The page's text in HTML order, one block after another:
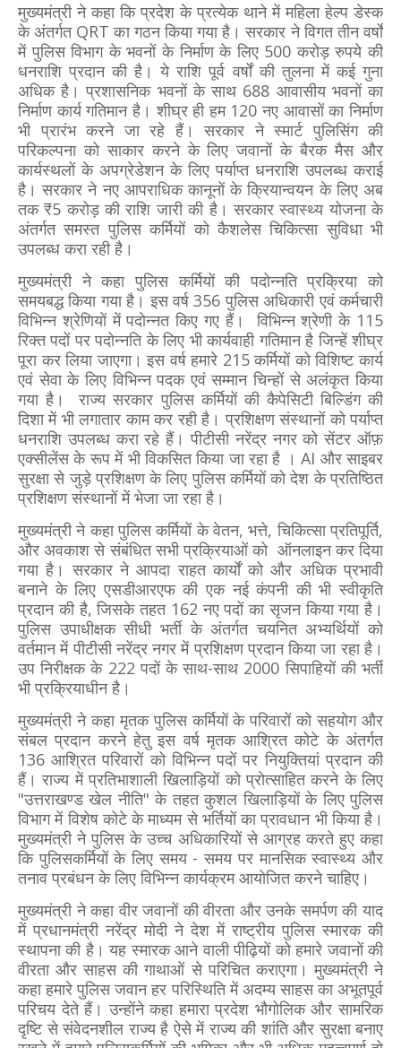
मुख्यमंत्री ने कहा कि प्रदेश के प्रत्येक थाने में महिला हेल्प डेस्क
के अंतर्गत QRT का गठन किया गया है। सरकार ने विगत तीन वर्षों
में पुलिस विभाग के भवनों के निर्माण के लिए 500 करोड़ रुपये की
धनराशि प्रदान की है। ये राशि पूर्व वर्षों की तुलना में कई गुना
अधिक है। प्रशासनिक भवनों के साथ 688 आवासीय भवनों का
निर्माण कार्य गतिमान है। शीघ्र ही हम 120 नए आवासों का निर्माण
भी प्रारंभ करने जा रहे हैं। सरकार ने स्मार्ट पुलिसिंग की
परिकल्पना को साकार करने के लिए जवानों के बैरक मैस और
कार्यस्थलों के अपग्रेडेशन के लिए पर्याप्त धनराशि उपलब्ध कराई
है। सरकार ने नए आपराधिक कानूनों के क्रियान्वयन के लिए अब
तक ₹5 करोड़ की राशि जारी की है। सरकार स्वास्थ्य योजना के
अंतर्गत समस्त पुलिस कर्मियों को कैशलेस चिकित्सा सुविधा भी
उपलब्ध करा रही है।
मुख्यमंत्री ने कहा पुलिस कर्मियों की पदोन्नति प्रक्रिया को
समयबद्ध किया गया है। इस वर्ष 356 पुलिस अधिकारी एवं कर्मचारी
विभिन्न श्रेणियों में पदोन्नत किए गए हैं। विभिन्न श्रेणी के 115
रिक्त पदों पर पदोन्नति के लिए भी कार्यवाही गतिमान है जिन्हें शीघ्र
पूरा कर लिया जाएगा। इस वर्ष हमारे 215 कर्मियों को विशिष्ट कार्य
एवं सेवा के लिए विभिन्न पदक एवं सम्मान चिन्हों से अलंकृत किया
गया है। राज्य सरकार पुलिस कर्मियों की कैपेसिटी बिल्डिंग की
दिशा में भी लगातार काम कर रही है। प्रशिक्षण संस्थानों को पर्याप्त
धनराशि उपलब्ध करा रहे हैं। पीटीसी नरेंद्र नगर को सेंटर ऑफ़
एक्सीलेंस के रूप में भी विकसित किया जा रहा है । AI और साइबर
सुरक्षा से जुड़े प्रशिक्षण के लिए पुलिस कर्मियों को देश के प्रतिष्ठित
प्रशिक्षण संस्थानों में भेजा जा रहा है।
मुख्यमंत्री ने कहा पुलिस कर्मियों के वेतन, भत्ते, चिकित्सा प्रतिपूर्ति,
और अवकाश से संबंधित सभी प्रक्रियाओं को ऑनलाइन कर दिया
गया है। सरकार ने आपदा राहत कार्यों को और अधिक प्रभावी
बनाने के लिए एसडीआरएफ की एक नई कंपनी की भी स्वीकृति
प्रदान की है, जिसके तहत 162 नए पदों का सृजन किया गया है।
पुलिस उपाधीक्षक सीधी भर्ती के अंतर्गत चयनित अभ्यर्थियों को
वर्तमान में पीटीसी नरेंद्र नगर में प्रशिक्षण प्रदान किया जा रहा है।
उप निरीक्षक के 222 पदों के साथ-साथ 2000 सिपाहियों की भर्ती
भी प्रक्रियाधीन है।
मुख्यमंत्री ने कहा मृतक पुलिस कर्मियों के परिवारों को सहयोग और
संबल प्रदान करने हेतु इस वर्ष मृतक आश्रित कोटे के अंतर्गत
136 आश्रित परिवारों को विभिन्न पदों पर नियुक्तियां प्रदान की
हैं। राज्य में प्रतिभाशाली खिलाड़ियों को प्रोत्साहित करने के लिए
"उत्तराखण्ड खेल नीति" के तहत कुशल खिलाड़ियों के लिए पुलिस
विभाग में विशेष कोटे के माध्यम से भर्तियों का प्रावधान भी किया है।
मुख्यमंत्री ने पुलिस के उच्च अधिकारियों से आग्रह करते हुए कहा
कि पुलिसकर्मियों के लिए समय - समय पर मानसिक स्वास्थ्य और
तनाव प्रबंधन के लिए विभिन्न कार्यक्रम आयोजित करने चाहिए।
मुख्यमंत्री ने कहा वीर जवानों की वीरता और उनके समर्पण की याद
में प्रधानमंत्री नरेंद्र मोदी ने देश में राष्ट्रीय पुलिस स्मारक की
स्थापना की है। यह स्मारक आने वाली पीढ़ियों को हमारे जवानों की
वीरता और साहस की गाथाओं से परिचित कराएगा। मुख्यमंत्री ने
कहा हमारे पुलिस जवान हर परिस्थिति में अदम्य साहस का अभूतपूर्व
परिचय देते हैं। उन्होंने कहा हमारा प्रदेश भौगोलिक और सामरिक
दृष्टि से संवेदनशील राज्य है ऐसे में राज्य की शांति और सुरक्षा बनाए